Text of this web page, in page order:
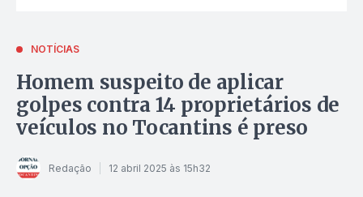
NOTÍCIAS
Homem suspeito de aplicar
golpes contra 14 proprietários de
veículos no Tocantins é preso
Redação 12 abril 2025 às 15h32